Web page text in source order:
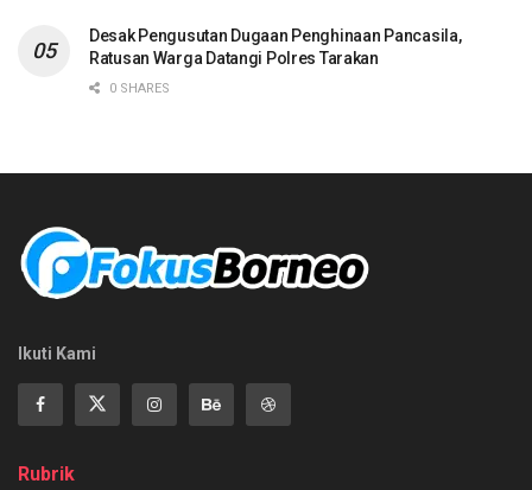
Desak Pengusutan Dugaan Penghinaan Pancasila,
Ratusan Warga Datangi Polres Tarakan
0 SHARES
Ikuti Kami
Rubrik